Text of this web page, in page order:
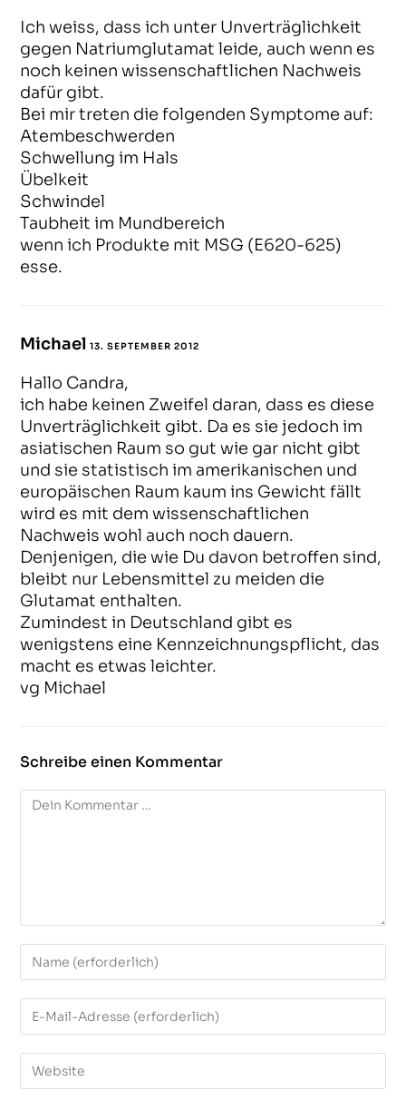
Ich weiss, dass ich unter Unverträglichkeit
gegen Natriumglutamat leide, auch wenn es
noch keinen wissenschaftlichen Nachweis
dafür gibt.
Bei mir treten die folgenden Symptome auf:
Atembeschwerden
Schwellung im Hals
Übelkeit
Schwindel
Taubheit im Mundbereich
wenn ich Produkte mit MSG (E620-625)
esse.
Michael13. SEPTEMBER 2012
Hallo Candra,
ich habe keinen Zweifel daran, dass es diese
Unverträglichkeit gibt. Da es sie jedoch im
asiatischen Raum so gut wie gar nicht gibt
und sie statistisch im amerikanischen und
europäischen Raum kaum ins Gewicht fällt
wird es mit dem wissenschaftlichen
Nachweis wohl auch noch dauern.
Denjenigen, die wie Du davon betroffen sind,
bleibt nur Lebensmittel zu meiden die
Glutamat enthalten.
Zumindest in Deutschland gibt es
wenigstens eine Kennzeichnungspflicht, das
macht es etwas leichter.
vg Michael
Schreibe einen Kommentar
Kommentar
Gib
deinen
Namen
oder
zum
Kommentieren
Gib
deine
E-
Mail-
Gib
deine